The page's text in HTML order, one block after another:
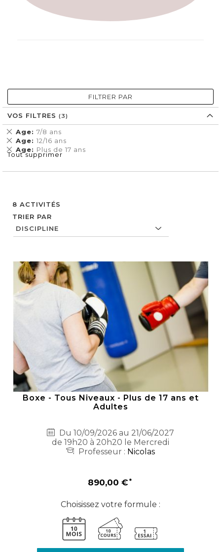
8 ACTIVITÉS
TRIER PAR
Boxe - Tous Niveaux - Plus de 17 ans et
Adultes
Du 10/09/2026 au 21/06/2027
de 19h20 à 20h20 le Mercredi
Professeur : Nicolas
890,00 €
Choisissez votre formule :
FILTRER PAR
VOS FILTRES
Age 7/8 ans
Supprimer
cet
Élément
Age 12/16 ans
Supprimer
cet
Élément
Age Plus de 17 ans
Supprimer
cet
Tout supprimer